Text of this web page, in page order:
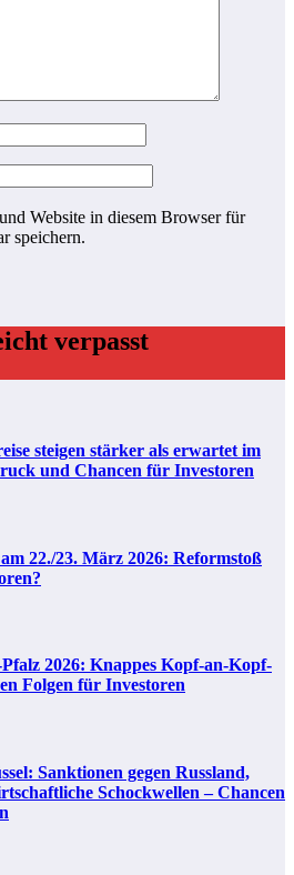
Website in diesem Browser für
speichern.
verpasst
steigen stärker als erwartet im
und Chancen für Investoren
22./23. März 2026: Reformstoß
2026: Knappes Kopf-an-Kopf-
Folgen für Investoren
Sanktionen gegen Russland,
Schockwellen – Chancen